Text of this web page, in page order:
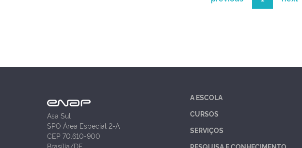
Asa Sul
SPO Área Especial 2-A
CEP 70.610-900
Brasília/DF
A ESCOLA
CURSOS
SERVIÇOS